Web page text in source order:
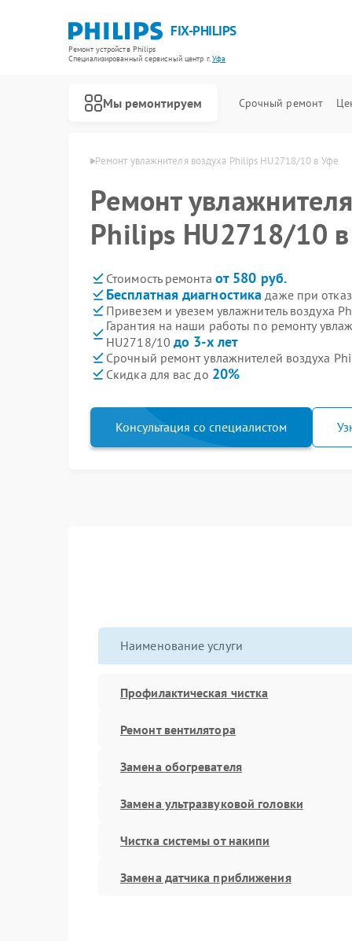
FIX-PHILIPS
Ремонт устройств Philips
Специализированный cервисный центр г.Уфа
Мы ремонтируем Срочный ремонт
Ремонт увлажнителя воздуха Philips HU2718/10 в Уфе
Ремонт
Philips HU2718/10
Стоимость ремонта от 580 руб.
Бесплатная диагностика даже при
Привезем и увезем увлажнитель воздуха
Гарантия на наши работы по ремонту
HU2718/10 до 3-х лет
Срочный ремонт увлажнителей воздуха
Скидка для вас до 20%
Консультация со специалистом
Наименование услуги
Профилактическая чистка
Ремонт вентилятора
Замена обогревателя
Замена ультразвуковой головки
Чистка системы от накипи
Замена датчика приближения